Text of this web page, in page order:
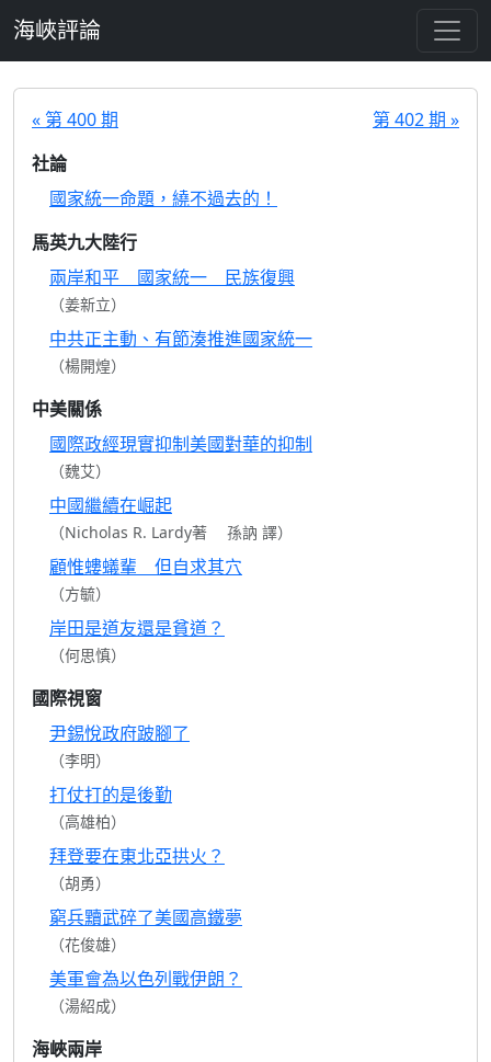
海峽評論
« 第 400 期
第 402 期 »
社論
國家統一命題，繞不過去的！
馬英九大陸行
兩岸和平 國家統一 民族復興
（姜新立）
中共正主動、有節湊推進國家統一
（楊開煌）
中美關係
國際政經現實抑制美國對華的抑制
（魏艾）
中國繼續在崛起
（Nicholas R. Lardy著 孫訥 譯）
顧惟螻蟻輩 但自求其穴
（方毓）
岸田是道友還是貧道？
（何思慎）
國際視窗
尹錫悅政府跛腳了
（李明）
打仗打的是後勤
（高雄柏）
拜登要在東北亞拱火？
（胡勇）
窮兵黷武碎了美國高鐵夢
（花俊雄）
美軍會為以色列戰伊朗？
（湯紹成）
海峽兩岸